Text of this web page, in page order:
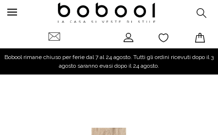
Bobool rimane chiuso per ferie dal 7 al 24 agosto. Tutti gli ordini ricevuti dopo il 3
agosto saranno evasi dopo il 24 agosto.